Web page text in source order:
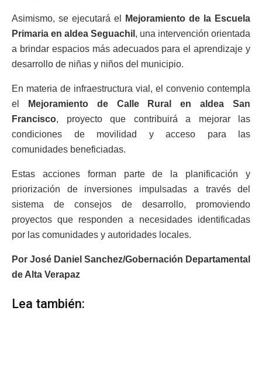
Asimismo, se ejecutará el
Mejoramiento de la Escuela
Primaria en aldea Seguachil , una intervención orientada
a brindar espacios más adecuados para el aprendizaje y
desarrollo de niñas y niños del municipio.
En materia de infraestructura vial, el convenio contempla
el
Mejoramiento de Calle Rural en aldea San
Francisco, proyecto que contribuirá a mejorar las
condiciones de movilidad y acceso para las
comunidades beneficiadas.
Estas acciones forman parte de la planificación y
priorización de inversiones impulsadas a través del
sistema de consejos de desarrollo, promoviendo
proyectos que responden a necesidades identificadas
por las comunidades y autoridades locales.
Por José Daniel Sanchez/Gobernación Departamental
de Alta Verapaz
Lea también: